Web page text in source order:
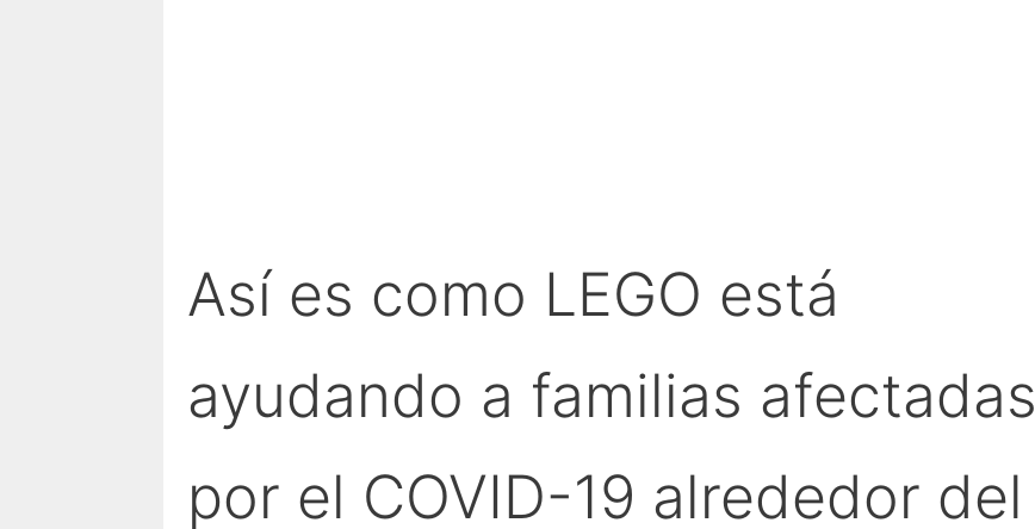
Así es como LEGO está
ayudando a familias afectadas
por el COVID-19 alrededor del